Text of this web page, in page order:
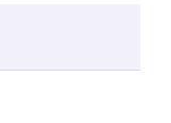
y
y otro en